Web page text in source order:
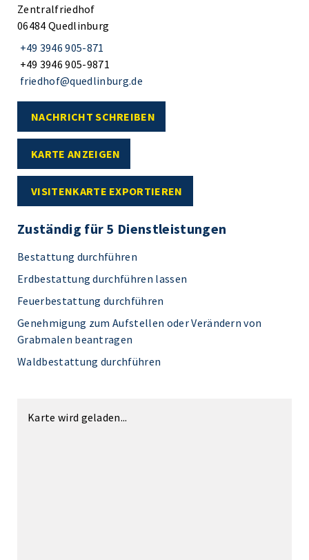
Zentralfriedhof
06484 Quedlinburg
+49 3946 905-871
+49 3946 905-9871
friedhof@quedlinburg.de
NACHRICHT SCHREIBEN
KARTE ANZEIGEN
VISITENKARTE EXPORTIEREN
Zuständig für 5 Dienstleistungen
Bestattung durchführen
Erdbestattung durchführen lassen
Feuerbestattung durchführen
Genehmigung zum Aufstellen oder Verändern von
Grabmalen beantragen
Waldbestattung durchführen
Karte wird geladen...